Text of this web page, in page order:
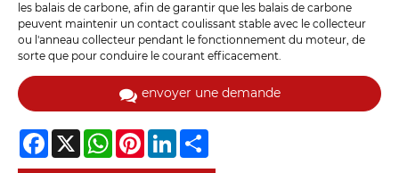
les balais de carbone, afin de garantir que les balais de carbone
peuvent maintenir un contact coulissant stable avec le collecteur
ou l'anneau collecteur pendant le fonctionnement du moteur, de
sorte que pour conduire le courant efficacement.
envoyer une demande
Facebook
X WhatsAppPinterestLinkedIn